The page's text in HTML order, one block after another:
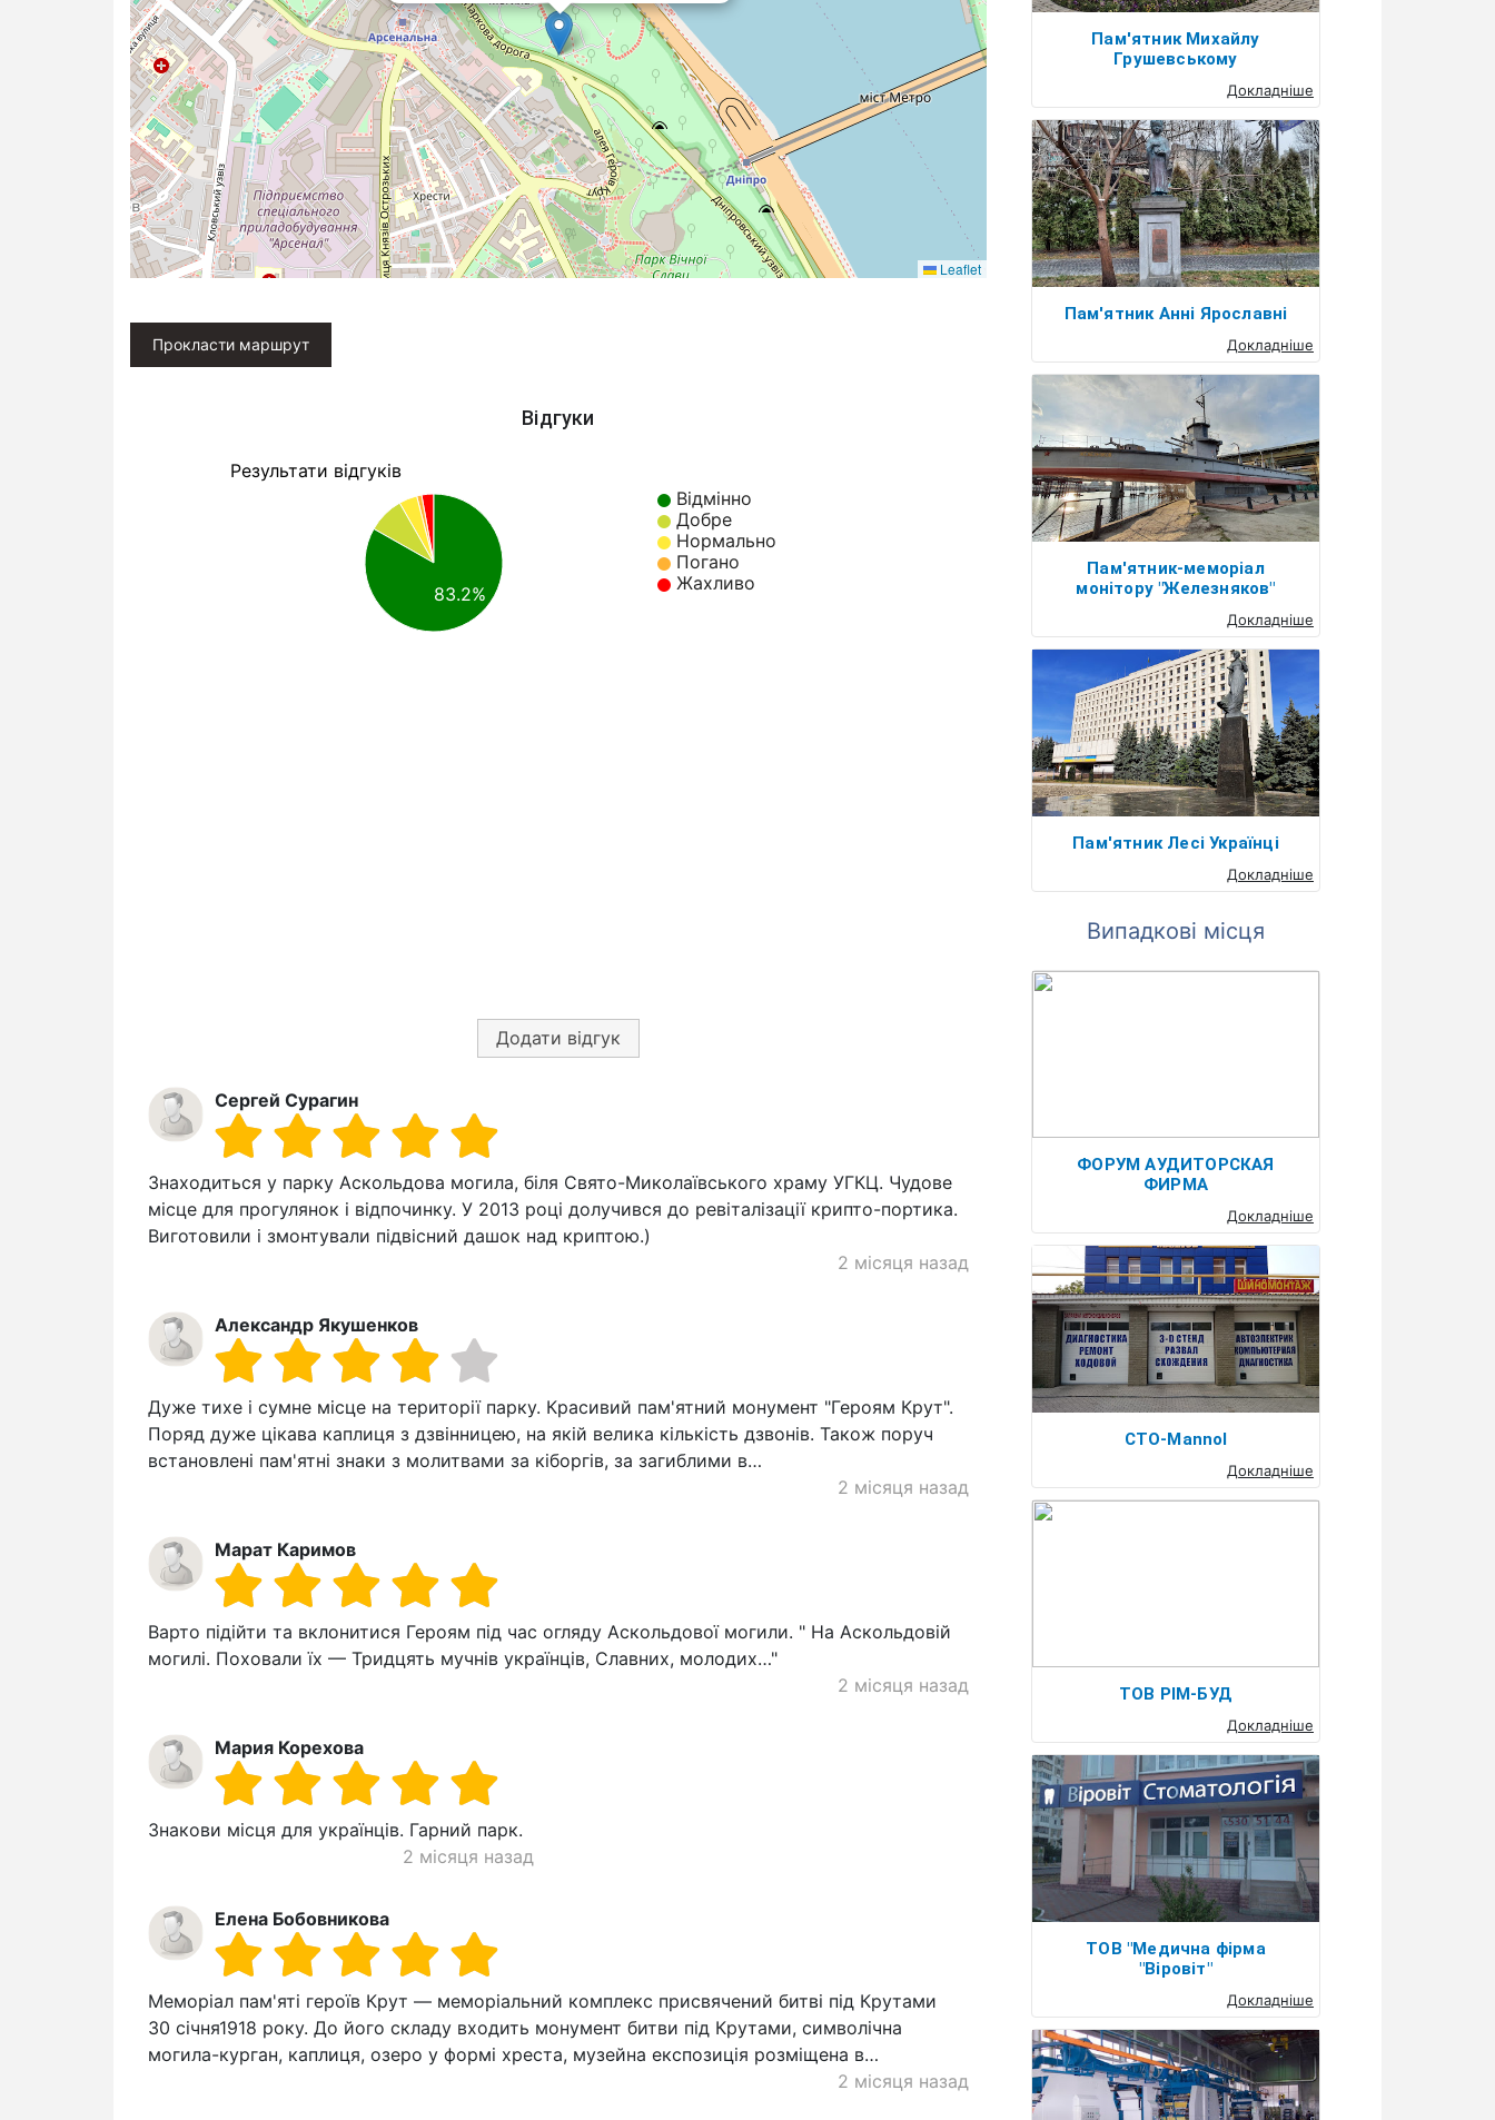
Leaflet
Прокласти маршрут
Відгуки
Результати відгуків
Відмінно
Добре
Нормально
Погано
Жахливо
83.2%
Додати відгук
Сергей Сурагин
Знаходиться у парку Аскольдова могила, біля Свято-Миколаївського храму УГКЦ. Чудове
місце для прогулянок і відпочинку. У 2013 році долучився до ревіталізації крипто-портика.
Виготовили і змонтували підвісний дашок над криптою.)
2 місяця назад
Александр Якушенков
Дуже тихе і сумне місце на території парку. Красивий пам'ятний монумент "Героям Крут".
Поряд дуже цікава каплиця з дзвінницею, на якій велика кількість дзвонів. Також поруч
встановлені пам'ятні знаки з молитвами за кіборгів, за загиблими в…
2 місяця назад
Марат Каримов
Варто підійти та вклонитися Героям під час огляду Аскольдової могили. " На Аскольдовій
могилі. Поховали їх — Тридцять мучнів українців, Славних, молодих…"
2 місяця назад
Мария Корехова
Знакови місця для українців. Гарний парк.
2 місяця назад
Елена Бобовникова
Меморіал пам'яті героїв Крут — меморіальний комплекс присвячений битві під Крутами
30 січня1918 року. До його складу входить монумент битви під Крутами, символічна
могила-курган, каплиця, озеро у формі хреста, музейна експозиція розміщена в…
2 місяця назад
Пам'ятник Михайлу
Грушевському
Докладніше
Пам'ятник Анні Ярославні
Докладніше
Пам'ятник-меморіал
монітору "Железняков"
Докладніше
Пам'ятник Лесі Українці
Докладніше
Випадкові місця
ФОРУМ АУДИТОРСКАЯ
ФИРМА
Докладніше
СТО-Mannol
Докладніше
ТОВ РІМ-БУД
Докладніше
ТОВ "Медична фірма
"Віровіт"
Докладніше